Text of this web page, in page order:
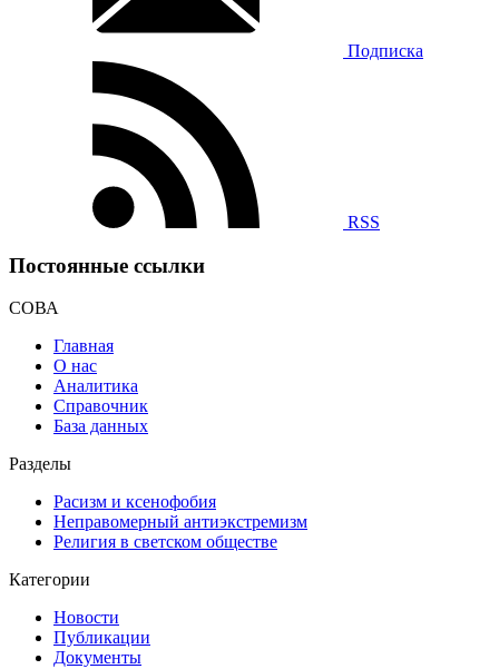
Подписка
RSS
Постоянные ссылки
СОВА
Главная
О нас
Аналитика
Справочник
База данных
Разделы
Расизм и ксенофобия
Неправомерный антиэкстремизм
Религия в светском обществе
Категории
Новости
Публикации
Документы